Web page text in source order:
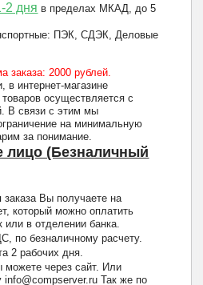
2 дня в пределах МКАД, до 5
ПЭК, СДЭК, Деловые
заказа: 2000 рублей.
в интернет-магазине
осуществляется с
В связи с этим мы
на минимальную
за понимание.
лицо (Безналичный
Вы получаете на
который можно оплатить
в отделении банка.
по безналичному расчету.
2 рабочих дня.
через сайт. Или
info@compserver.ru Так же по